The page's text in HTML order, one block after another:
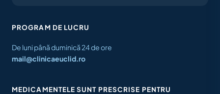
PROGRAM DE LUCRU
De luni până duminică 24 de ore
mail@clinicaeuclid.ro
MEDICAMENTELE SUNT PRESCRISE PENTRU